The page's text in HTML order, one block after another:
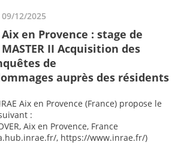
09/12/2025
Aix en Provence : stage de
MASTER II Acquisition des
de
auprès des résidents
Aix en Provence (France) propose le
:
Aix en Provence, France
, https://www.inrae.fr/)